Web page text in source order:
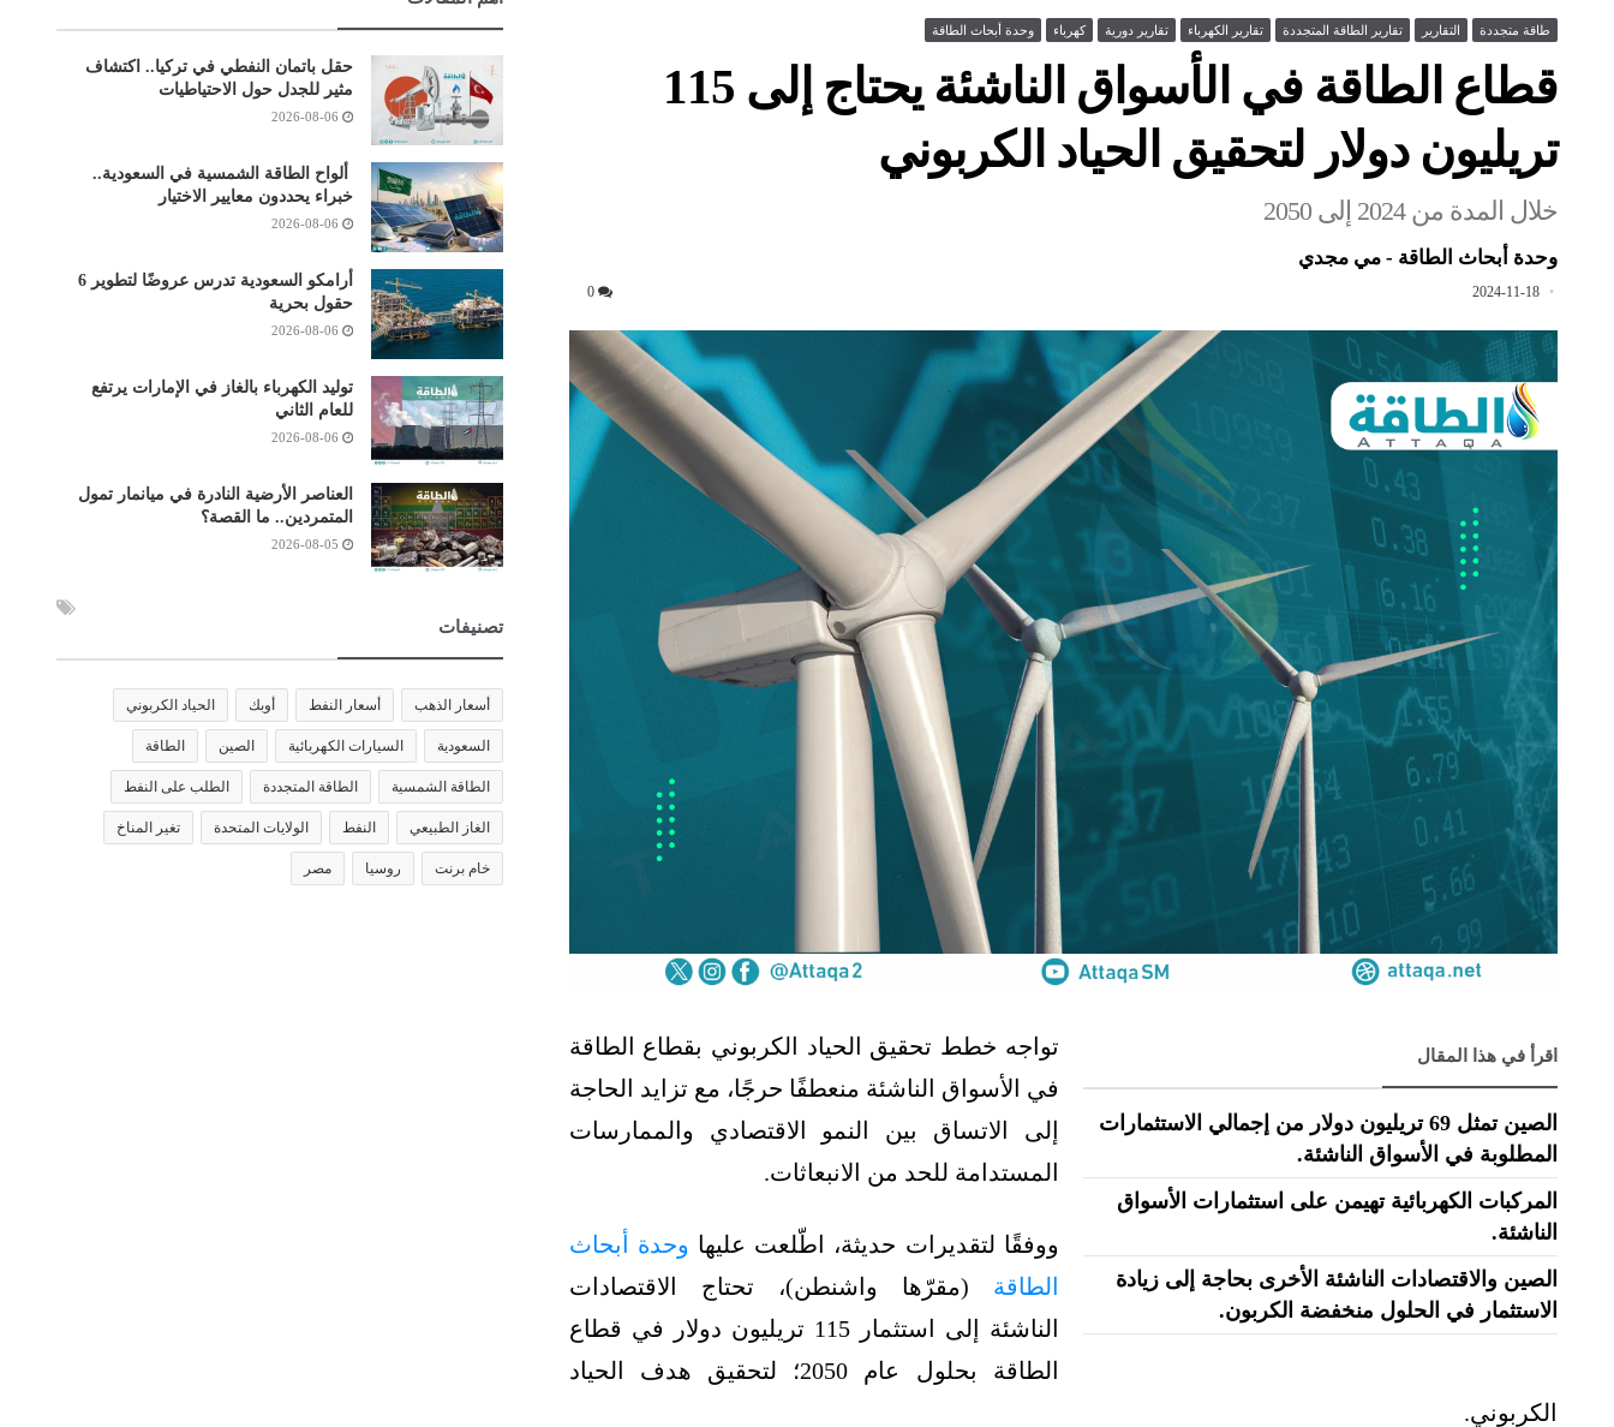
طاقة متجددة التقارير تقارير الطاقة المتجددة تقارير الكهرباء تقارير دورية كهرباء وحدة أبحاث الطاقة
قطاع الطاقة في الأسواق الناشئة يحتاج إلى 115
تريليون دولار لتحقيق الحياد الكربوني
خلال المدة من 2024 إلى 2050
وحدة أبحاث الطاقة - مي مجدي
2024-11-18
0
اقرأ في هذا المقال
الصين تمثل 69 تريليون دولار من إجمالي الاستثمارات
المطلوبة في الأسواق الناشئة.
المركبات الكهربائية تهيمن على استثمارات الأسواق
الناشئة.
الصين والاقتصادات الناشئة الأخرى بحاجة إلى زيادة
الاستثمار في الحلول منخفضة الكربون.
تواجه خطط تحقيق الحياد الكربوني بقطاع الطاقة
في الأسواق الناشئة منعطفًا حرجًا، مع تزايد الحاجة
إلى الاتساق بين النمو الاقتصادي والممارسات
المستدامة للحد من الانبعاثات.
ووفقًا لتقديرات حديثة، اطّلعت عليها وحدة أبحاث
الطاقة (مقرّها واشنطن)، تحتاج الاقتصادات
الناشئة إلى استثمار 115 تريليون دولار في قطاع
الطاقة بحلول عام 2050؛ لتحقيق هدف الحياد
الكربوني.
حقل باتمان النفطي في تركيا.. اكتشاف
مثير للجدل حول الاحتياطيات
2026-08-06
ألواح الطاقة الشمسية في السعودية..
خبراء يحددون معايير الاختيار
2026-08-06
أرامكو السعودية تدرس عروضًا لتطوير 6
حقول بحرية
2026-08-06
توليد الكهرباء بالغاز في الإمارات يرتفع
للعام الثاني
2026-08-06
العناصر الأرضية النادرة في ميانمار تمول
المتمردين.. ما القصة؟
2026-08-05
تصنيفات
أسعار الذهب أسعار النفط أوبك الحياد الكربوني
السعودية السيارات الكهربائية الصين الطاقة
الطاقة الشمسية الطاقة المتجددة الطلب على النفط
الغاز الطبيعي النفط الولايات المتحدة تغير المناخ
خام برنت روسيا مصر